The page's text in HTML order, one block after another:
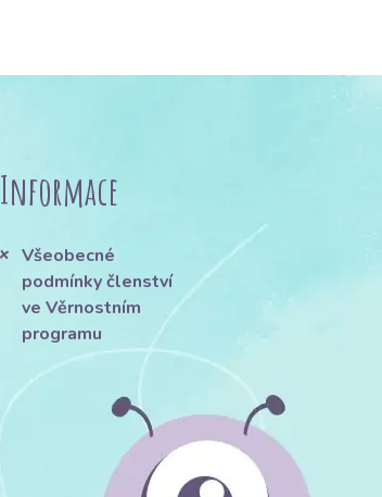
Informace
Všeobecné
podmínky členství
ve Věrnostním
programu